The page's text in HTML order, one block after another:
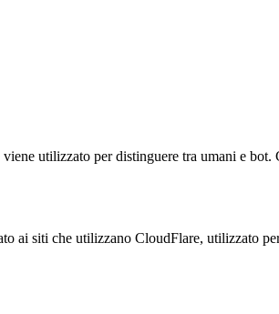
utilizzato per distinguere tra umani e
ai siti che utilizzano CloudFlare, utilizzato